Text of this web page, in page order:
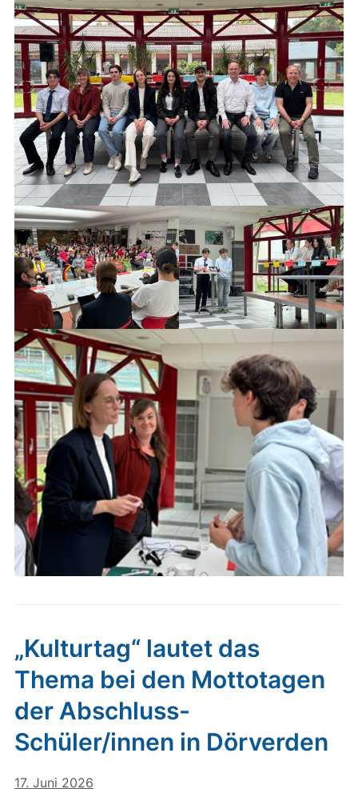
„Kulturtag“ lautet das
Thema bei den Mottotagen
der Abschluss-
Schüler/innen in Dörverden
17. Juni 2026